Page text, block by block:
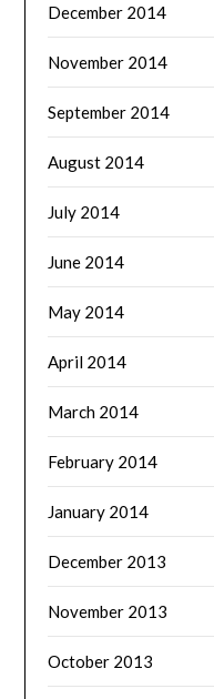
December 2014
November 2014
September 2014
August 2014
July 2014
June 2014
May 2014
April 2014
March 2014
February 2014
January 2014
December 2013
November 2013
October 2013